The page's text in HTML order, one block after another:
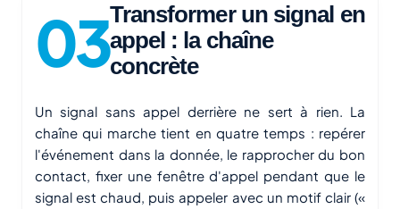
Transformer un signal en
appel : la chaîne
concrète
Un signal sans appel derrière ne sert à rien. La
chaîne qui marche tient en quatre temps : repérer
l'événement dans la donnée, le rapprocher du bon
contact, fixer une fenêtre d'appel pendant que le
signal est chaud, puis appeler avec un motif clair («